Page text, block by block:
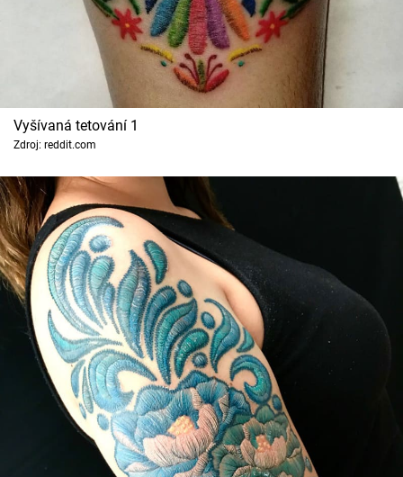
Cool Esport
TV Program
Sledujte prima+
Přihlášení
Sledujte nás
Vyšívaná tetování 1
Zdroj: reddit.com